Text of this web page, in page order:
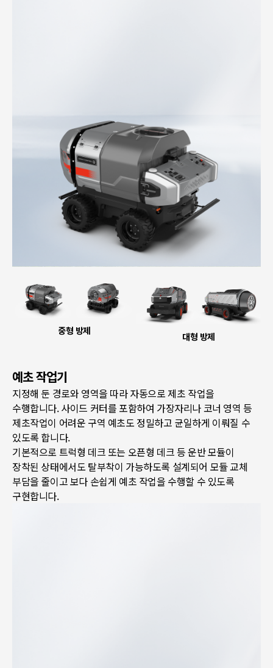
중형 방제 대형 방제
예초 작업기
지정해 둔 경로와 영역을 따라 자동으로 제초 작업을
수행합니다. 사이드 커터를 포함하여 가장자리나 코너 영역 등
제초작업이 어려운 구역 예초도 정밀하고 균일하게 이뤄질 수
있도록 합니다.
기본적으로 트럭형 데크 또는 오픈형 데크 등 운반 모듈이
장착된 상태에서도 탈부착이 가능하도록 설계되어 모듈 교체
부담을 줄이고 보다 손쉽게 예초 작업을 수행할 수 있도록
구현합니다.